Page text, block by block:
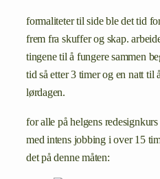
formaliteter til side ble det tid
frem fra skuffer og skap.
tingene til å fungere sammen
tid så etter 3 timer og en natt til
lørdagen.
for alle på helgens
med intens jobbing i over 15
det på denne måten: